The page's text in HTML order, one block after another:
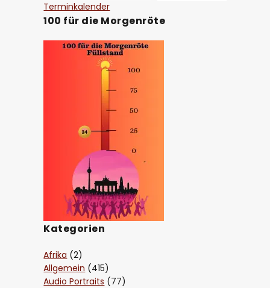
Terminkalender
100 für die Morgenröte
Kategorien
Afrika (2)
Allgemein (415)
Audio Portraits (77)